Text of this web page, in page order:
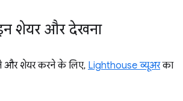
शेयर और देखना
और शेयर करने के लिए, Lighthouse व्यूअरका